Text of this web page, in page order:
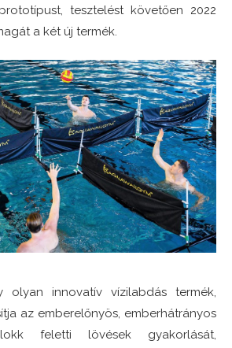
tesztelést követően 2022
a két új termék.
olyan innovatív vízilabdás termék,
az emberelőnyös, emberhátrányos
feletti lövések gyakorlását,